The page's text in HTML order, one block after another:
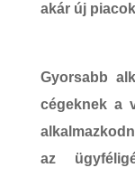
akár új
Gyorsabb
cégeknek a
az